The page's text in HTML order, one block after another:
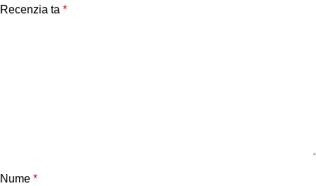
Recenzia ta *
Nume *